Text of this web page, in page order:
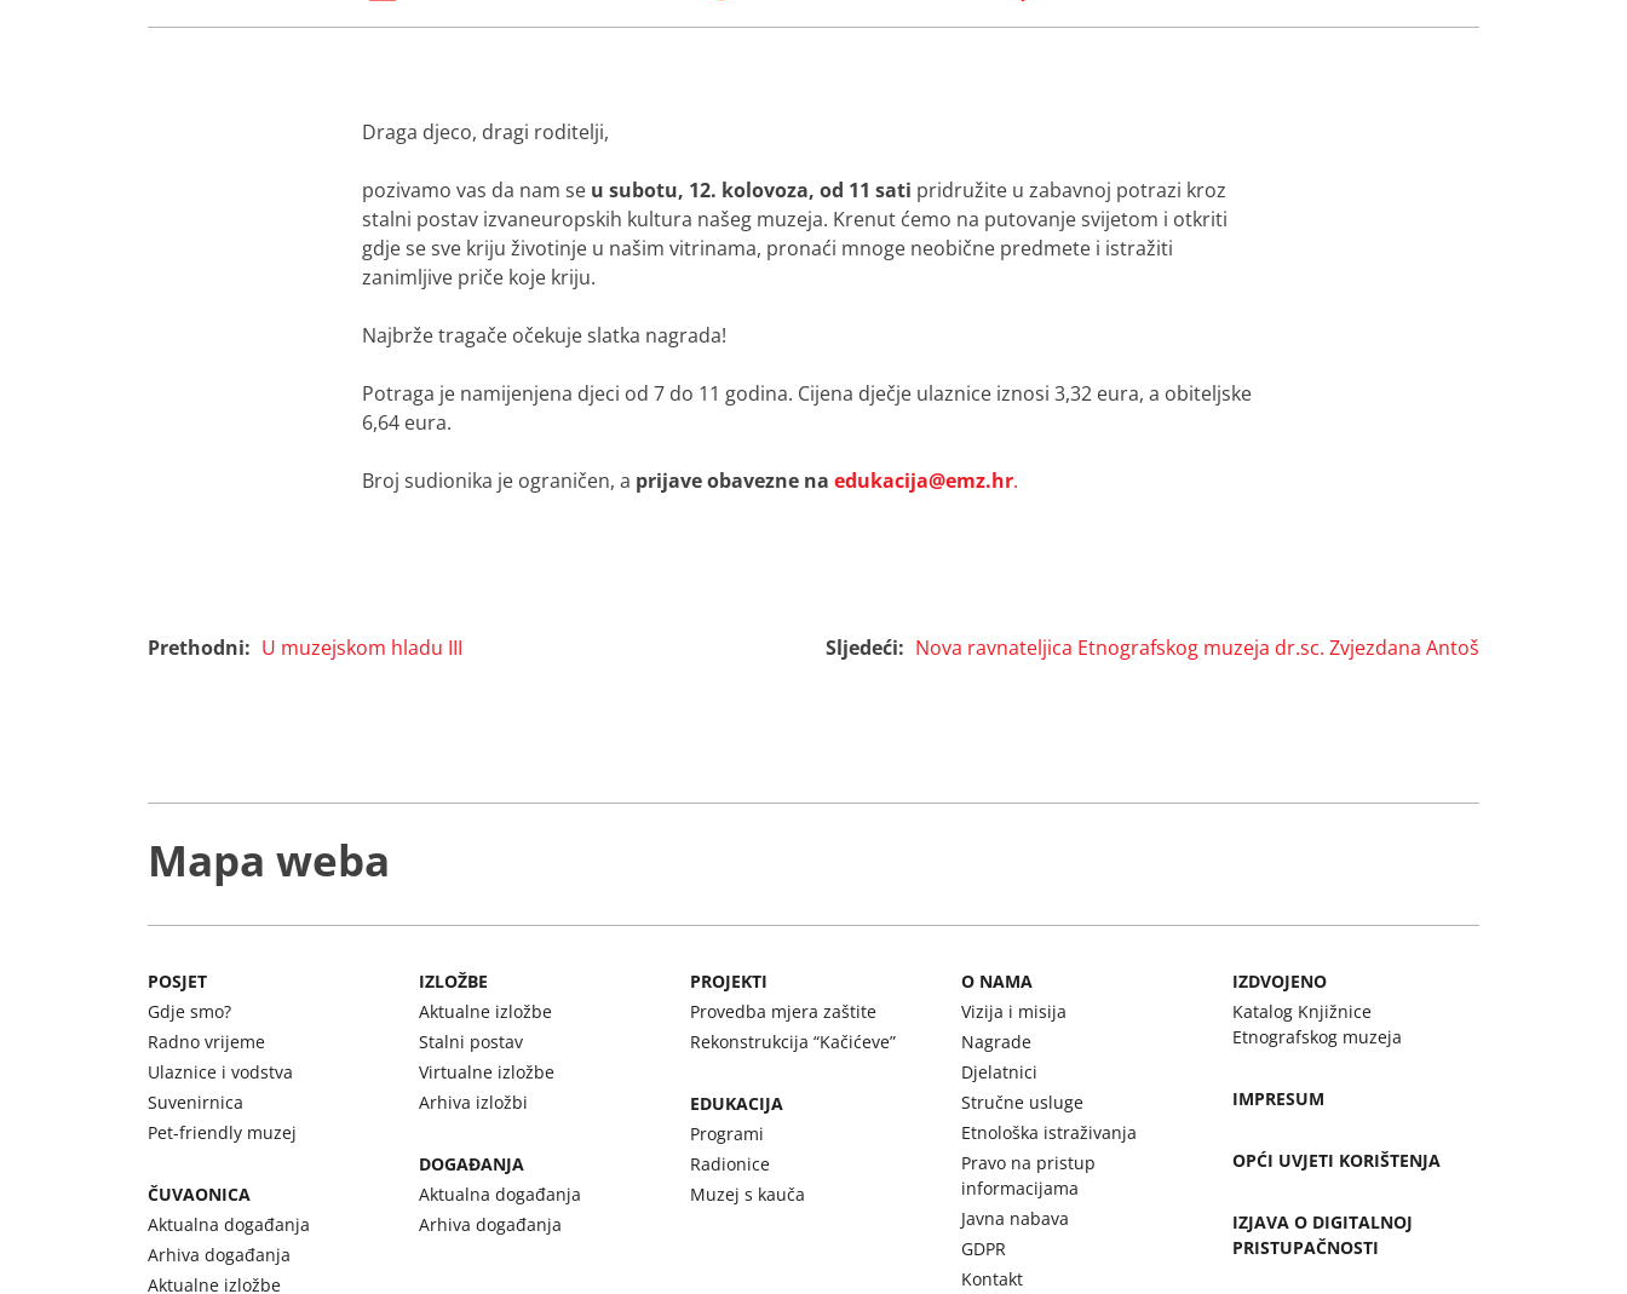
Draga djeco, dragi roditelji,
pozivamo vas da nam se u subotu, 12. kolovoza, od 11 sati pridružite u zabavnoj potrazi kroz
stalni postav izvaneuropskih kultura našeg muzeja. Krenut ćemo na putovanje svijetom i otkriti
gdje se sve kriju životinje u našim vitrinama, pronaći mnoge neobične predmete i istražiti
zanimljive priče koje kriju.
Najbrže tragače očekuje slatka nagrada!
Potraga je namijenjena djeci od 7 do 11 godina. Cijena dječje ulaznice iznosi 3,32 eura, a obiteljske
6,64 eura.
Broj sudionika je ograničen, a prijave obavezne na edukacija@emz.hr.
Navigacija
Prethodni: U muzejskom hladu III Sljedeći: Nova ravnateljica Etnografskog muzeja dr.sc. Zvjezdana Antoš
Mapa weba
POSJET
Gdje smo?
Radno vrijeme
Ulaznice i vodstva
Suvenirnica
Pet-friendly muzej
ČUVAONICA
Aktualna događanja
Arhiva događanja
Aktualne izložbe
IZLOŽBE
Aktualne izložbe
Stalni postav
Virtualne izložbe
Arhiva izložbi
DOGAĐANJA
Aktualna događanja
Arhiva događanja
PROJEKTI
Provedba mjera zaštite
Rekonstrukcija “Kačićeve”
EDUKACIJA
Programi
Radionice
Muzej s kauča
O NAMA
Vizija i misija
Nagrade
Djelatnici
Stručne usluge
Etnološka istraživanja
Pravo na pristup
informacijama
Javna nabava
GDPR
Kontakt
IZDVOJENO
Katalog Knjižnice
Etnografskog muzeja
IMPRESUM
OPĆI UVJETI KORIŠTENJA
IZJAVA O DIGITALNOJ
PRISTUPAČNOSTI